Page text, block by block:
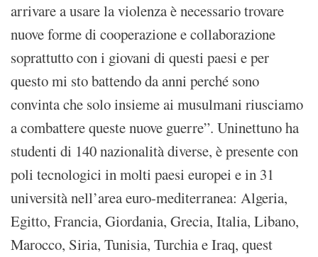
arrivare a usare la violenza è necessario trovare
nuove forme di cooperazione e collaborazione
soprattutto con i giovani di questi paesi e per
questo mi sto battendo da anni perché sono
convinta che solo insieme ai musulmani riusciamo
a combattere queste nuove guerre”. Uninettuno ha
studenti di 140 nazionalità diverse, è presente con
poli tecnologici in molti paesi europei e in 31
università nell’area euro-mediterranea: Algeria,
Egitto, Francia, Giordania, Grecia, Italia, Libano,
Marocco, Siria, Tunisia, Turchia e Iraq, quest